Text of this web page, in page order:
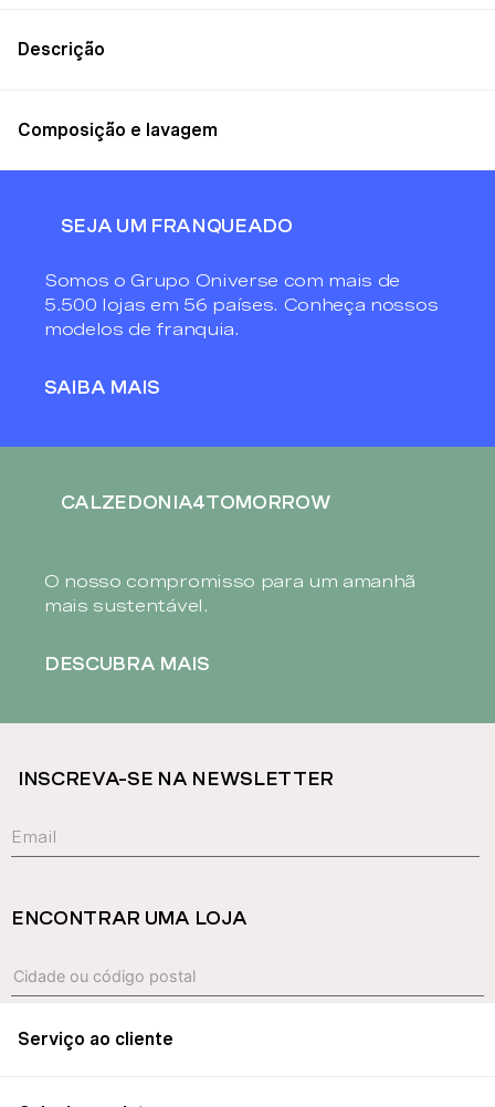
Descrição
Composição e lavagem
SEJA UM FRANQUEADO
Somos o Grupo Oniverse com mais de
5.500 lojas em 56 países. Conheça nossos
modelos de franquia.
SAIBA MAIS
CALZEDONIA4TOMORROW
O nosso compromisso para um amanhã
mais sustentável.
DESCUBRA MAIS
INSCREVA-SE NA NEWSLETTER
ENCONTRAR UMA LOJA
Serviço ao cliente